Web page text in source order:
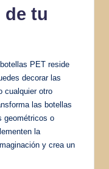
de tu
PET reside
decorar las
cualquier otro
las botellas
geométricos o
la
y crea un